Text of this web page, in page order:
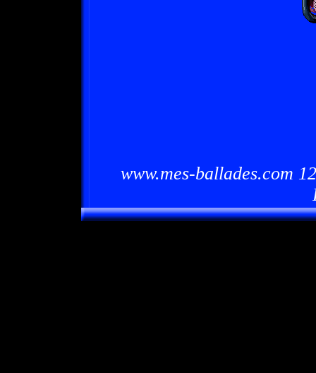
www.mes-ballades.com